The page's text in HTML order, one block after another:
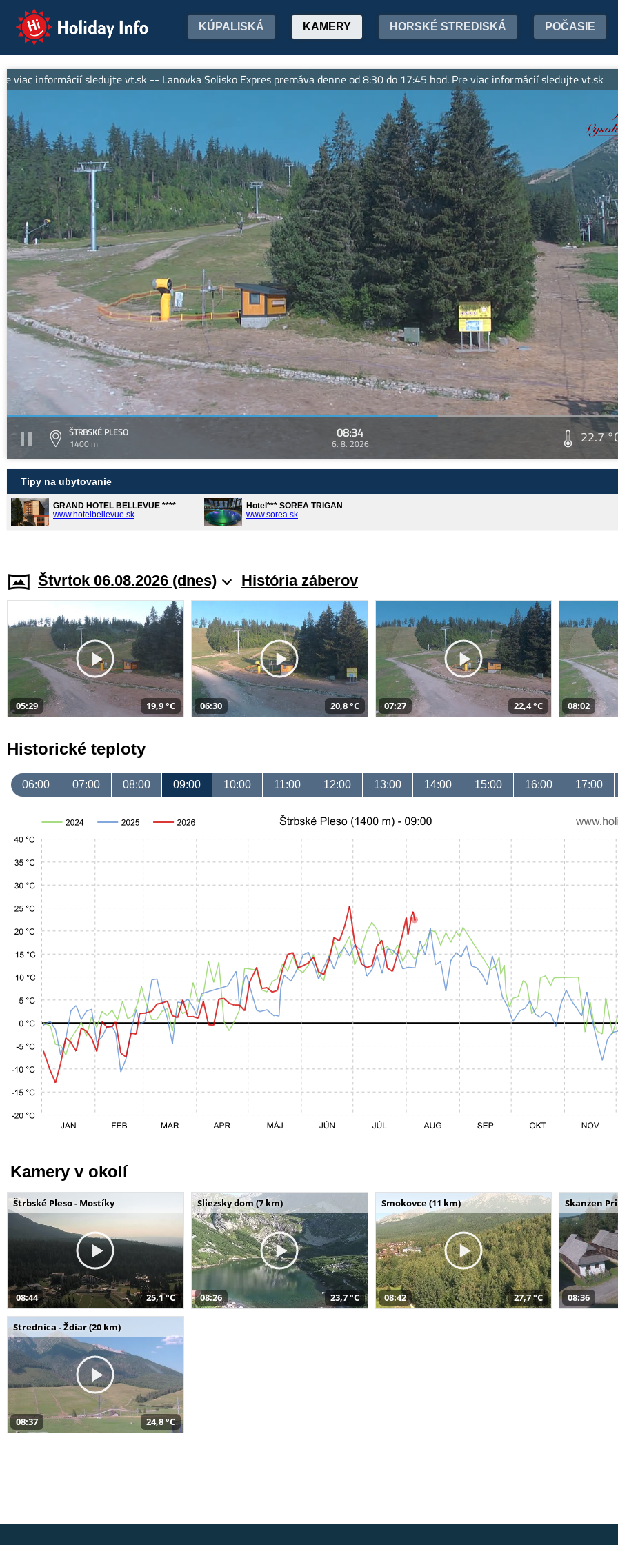
Holiday Info KÚPALISKÁ KAMERY HORSKÉ STREDISKÁ POČASIE
informácií sledujte vt.sk -- Lanovka Solisko Expres premáva denne od 8:30 do 17:45 hod. Pre viac informácií sledujte vt.sk
ŠTRBSKÉ PLESO
1400 m
08:34
6. 8. 2026 22.7
Tipy na ubytovanie
GRAND HOTEL BELLEVUE ****
www.hotelbellevue.sk
Hotel*** SOREA TRIGAN
www.sorea.sk
Štvrtok 06.08.2026 (dnes) História záberov
05:29 19,9 °C 06:30 20,8 °C 07:27 22,4 °C 08:02
Historické teploty
06:00 07:00 08:00 09:00 10:00 11:00 12:00 13:00 14:00 15:00 16:00 17:00
Kamery v okolí
Štrbské Pleso - Mostíky
08:44 25,1 °C
Sliezsky dom (7 km)
08:26 23,7 °C
Smokovce (11 km)
08:42 27,7 °C
Skanzen
08:36
Strednica - Ždiar (20 km)
08:37 24,8 °C